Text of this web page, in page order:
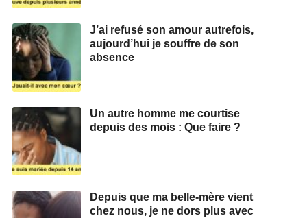
J’ai refusé son amour autrefois,
aujourd’hui je souffre de son
absence
Un autre homme me courtise
depuis des mois : Que faire ?
Depuis que ma belle-mère vient
chez nous, je ne dors plus avec